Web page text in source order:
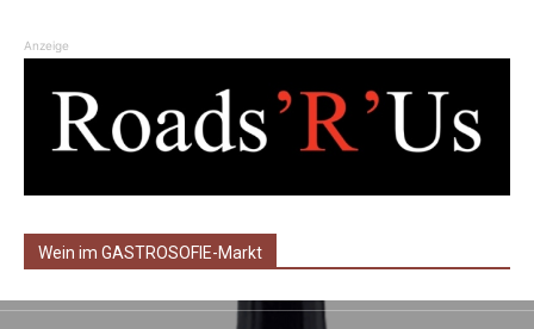
Anzeige
Wein im GASTROSOFIE-Markt